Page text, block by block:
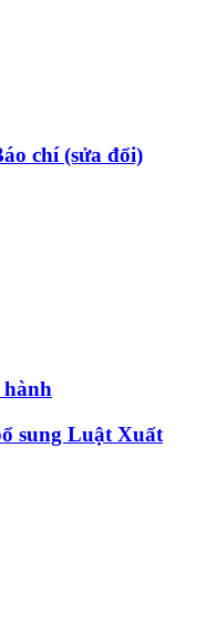
chí (sửa đổi)
sung Luật Xuất